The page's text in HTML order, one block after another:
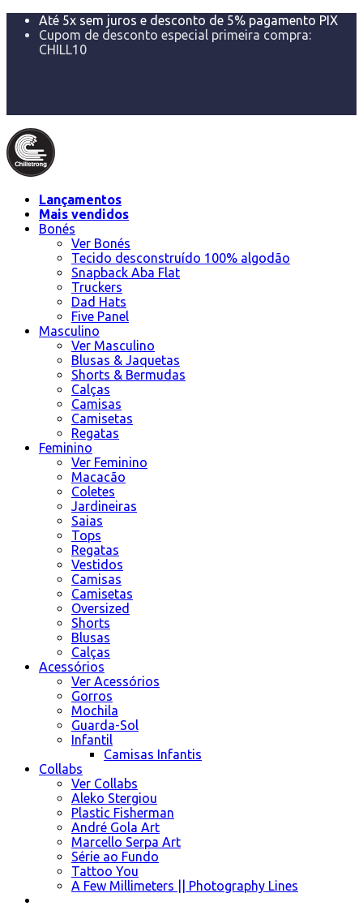
Até 5x sem juros e desconto de 5% pagamento PIX
Cupom de desconto especial primeira compra:
CHILL10
Lançamentos
Mais vendidos
Bonés
Ver Bonés
Tecido desconstruído 100% algodão
Snapback Aba Flat
Truckers
Dad Hats
Five Panel
Masculino
Ver Masculino
Blusas & Jaquetas
Shorts & Bermudas
Calças
Camisas
Camisetas
Regatas
Feminino
Ver Feminino
Macacão
Coletes
Jardineiras
Saias
Tops
Regatas
Vestidos
Camisas
Camisetas
Oversized
Shorts
Blusas
Calças
Acessórios
Ver Acessórios
Gorros
Mochila
Guarda-Sol
Infantil
Camisas Infantis
Collabs
Ver Collabs
Aleko Stergiou
Plastic Fisherman
André Gola Art
Marcello Serpa Art
Série ao Fundo
Tattoo You
A Few Millimeters || Photography Lines